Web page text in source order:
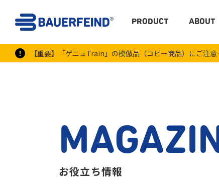
【重要】「ゲニュTrain」の模倣品（コピー商品）にご注
PRODUCT ABOUT
お役立ち情報